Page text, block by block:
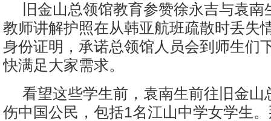
旧金山总领馆教育参赞徐永吉与袁
教师讲解护照在从韩亚航班疏散时丢失
身份证明，承诺总领馆人员会到师生们
快满足大家需求。
看望这些学生前，袁南生前往旧金山
伤中国公民，包括1名江山中学女学生